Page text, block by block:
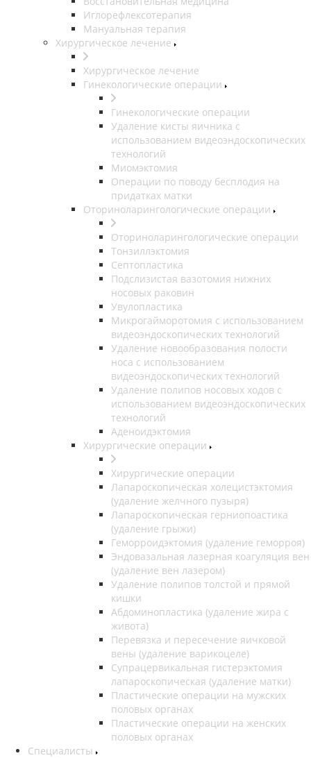
Иглорефлексотерапия
Мануальная терапия
Хирургическое лечение
Хирургическое лечение
Гинекологические операции
Гинекологические операции
Удаление кисты яичника с
использованием видеоэндоскопических
технологий
Миомэктомия
Операции по поводу бесплодия на
придатках матки
Оториноларингологические операции
Оториноларингологические операции
Тонзиллэктомия
Септопластика
Подслизистая вазотомия нижних
носовых раковин
Увулопластика
Микрогайморотомия с использованием
видеоэндоскопических технологий
Удаление новообразования полости
носа с использованием
видеоэндоскопических технологий
Удаление полипов носовых ходов с
использованием видеоэндоскопических
технологий
Аденоидэктомия
Хирургические операции
Хирургические операции
Лапароскопическая холецистэктомия
(удаление желчного пузыря)
Лапароскопическая герниопоастика
(удаление грыжи)
Геморроидэктомия (удаление геморроя)
Эндовазальная лазерная коагуляция вен
(удаление вен лазером)
Удаление полипов толстой и прямой
кишки
Абдоминопластика (удаление жира с
живота)
Перевязка и пересечение яичковой
вены (удаление варикоцеле)
Супрацервикальная гистерэктомия
лапароскопическая (удаление матки)
Пластические операции на мужских
половых органах
Пластические операции на женских
половых органах
Специалисты